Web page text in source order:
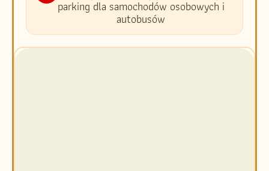
parking dla samochodów osobowych i
autobusów